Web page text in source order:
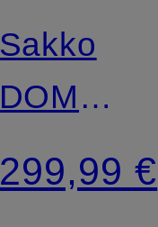
Sakko
DOMARO
Slim Fit
299,99 €